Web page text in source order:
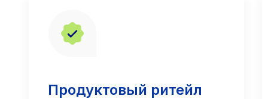
Продуктовый ритейл